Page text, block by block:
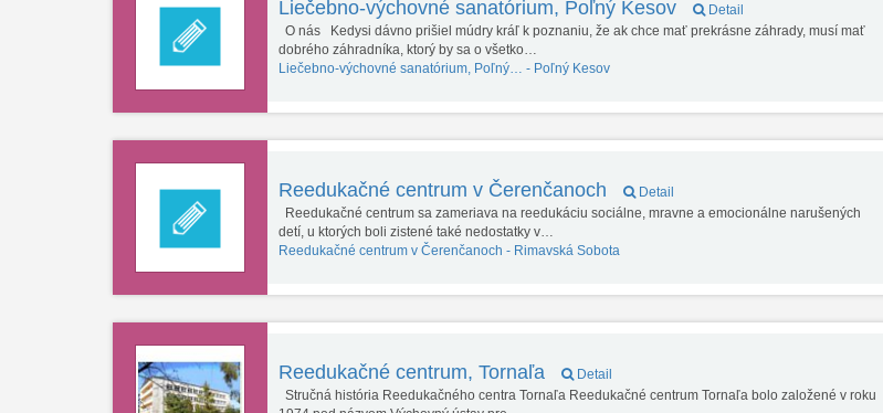
Liečebno-výchovné sanatórium, Poľný Kesov
Detail
O nás Kedysi dávno prišiel múdry kráľ k poznaniu, že ak chce mať prekrásne záhrady, musí mať
dobrého záhradníka, ktorý by sa o všetko…
Liečebno-výchovné sanatórium, Poľný… - Poľný Kesov
Reedukačné centrum v Čerenčanoch
Detail
Reedukačné centrum sa zameriava na reedukáciu sociálne, mravne a emocionálne narušených
detí, u ktorých boli zistené také nedostatky v…
Reedukačné centrum v Čerenčanoch - Rimavská Sobota
Reedukačné centrum, Tornaľa
Detail
Stručná história Reedukačného centra Tornaľa Reedukačné centrum Tornaľa bolo založené v roku